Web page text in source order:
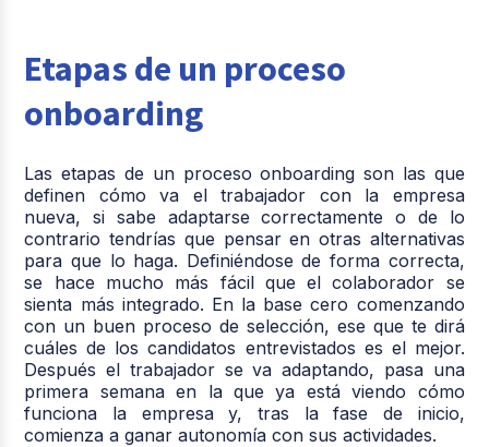
Etapas de un proceso
onboarding
Las etapas de un proceso onboarding son las que
definen cómo va el trabajador con la empresa
nueva, si sabe adaptarse correctamente o de lo
contrario tendrías que pensar en otras alternativas
para que lo haga. Definiéndose de forma correcta,
se hace mucho más fácil que el colaborador se
sienta más integrado. En la base cero comenzando
con un buen proceso de selección, ese que te dirá
cuáles de los candidatos entrevistados es el mejor.
Después el trabajador se va adaptando, pasa una
primera semana en la que ya está viendo cómo
funciona la empresa y, tras la fase de inicio,
comienza a ganar autonomía con sus actividades.